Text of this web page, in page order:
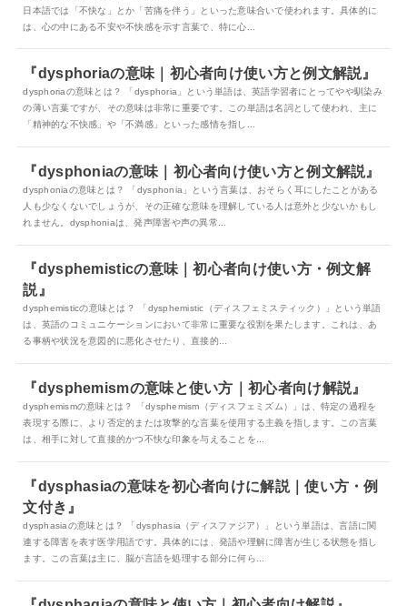
日本語では「不快な」とか「苦痛を伴う」といった意味合いで使われます。具体的に
は、心の中にある不安や不快感を示す言葉で、特に心...
『dysphoriaの意味｜初心者向け使い方と例文解説』
dysphoriaの意味とは？ 「dysphoria」という単語は、英語学習者にとってやや馴染み
の薄い言葉ですが、その意味は非常に重要です。この単語は名詞として使われ、主に
「精神的な不快感」や「不満感」といった感情を指し...
『dysphoniaの意味｜初心者向け使い方と例文解説』
dysphoniaの意味とは？ 「dysphonia」という言葉は、おそらく耳にしたことがある
人も少なくないでしょうが、その正確な意味を理解している人は意外と少ないかもし
れません。dysphoniaは、発声障害や声の異常...
『dysphemisticの意味｜初心者向け使い方・例文解
説』
dysphemisticの意味とは？ 「dysphemistic（ディスフェミスティック）」という単語
は、英語のコミュニケーションにおいて非常に重要な役割を果たします。これは、あ
る事柄や状況を意図的に悪化させたり、直接的...
『dysphemismの意味と使い方｜初心者向け解説』
dysphemismの意味とは？ 「dysphemism（ディスフェミズム）」は、特定の過程を
表現する際に、より否定的または攻撃的な言葉を使用する主義を指します。この言葉
は、相手に対して直接的かつ不快な印象を与えることを...
『dysphasiaの意味を初心者向けに解説｜使い方・例
文付き』
dysphasiaの意味とは？ 「dysphasia（ディスファジア）」という単語は、言語に関
連する障害を表す医学用語です。具体的には、発語や理解に障害が生じる状態を指し
ます。この言葉は主に、脳が言語を処理する部分に何ら...